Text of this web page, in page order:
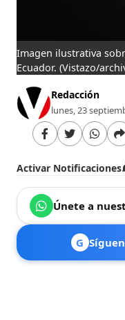
Imagen ilustrativa
Ecuador. (Vistazo/
Redacción
lunes, 23
Activar Notificaciones
Únete a
G